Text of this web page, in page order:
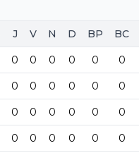
J V N D BP BC
0 0 0 0 0 0
0 0 0 0 0 0
0 0 0 0 0 0
0 0 0 0 0 0